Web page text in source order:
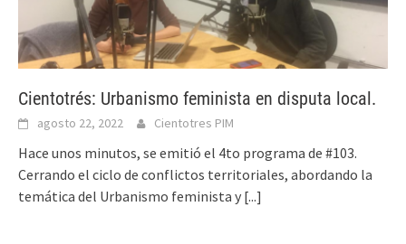
Cientotrés: Urbanismo feminista en disputa local.
agosto 22, 2022 Cientotres PIM
Hace unos minutos, se emitió el 4to programa de #103.
Cerrando el ciclo de conflictos territoriales, abordando la
temática del Urbanismo feminista y [...]